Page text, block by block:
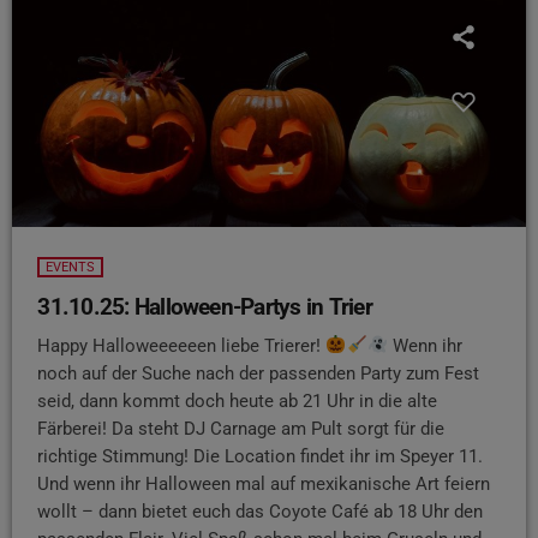
EVENTS
31.10.25: Halloween-Partys in Trier
Happy Halloweeeeeen liebe Trierer!
Wenn ihr
noch auf der Suche nach der passenden Party zum Fest
seid, dann kommt doch heute ab 21 Uhr in die alte
Färberei! Da steht DJ Carnage am Pult sorgt für die
richtige Stimmung! Die Location findet ihr im Speyer 11.
Und wenn ihr Halloween mal auf mexikanische Art feiern
wollt – dann bietet euch das Coyote Café ab 18 Uhr den